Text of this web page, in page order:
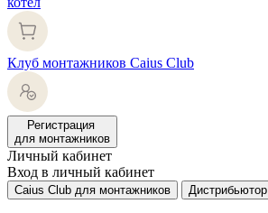
Клуб монтажников Caius Club
Регистрация
для монтажников
Личный кабинет
Вход в личный кабинет
Caius Club для монтажников Дистрибьютор